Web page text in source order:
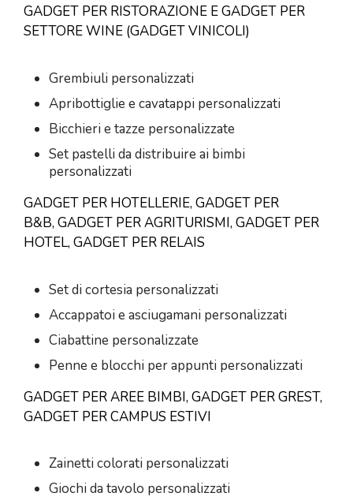
GADGET PER RISTORAZIONE E GADGET PER
SETTORE WINE (GADGET VINICOLI)
Grembiuli personalizzati
Apribottiglie e cavatappi personalizzati
Bicchieri e tazze personalizzate
Set pastelli da distribuire ai bimbi
personalizzati
GADGET PER HOTELLERIE, GADGET PER
B&B, GADGET PER AGRITURISMI, GADGET PER
HOTEL, GADGET PER RELAIS
Set di cortesia personalizzati
Accappatoi e asciugamani personalizzati
Ciabattine personalizzate
Penne e blocchi per appunti personalizzati
GADGET PER AREE BIMBI, GADGET PER GREST,
GADGET PER CAMPUS ESTIVI
Zainetti colorati personalizzati
Giochi da tavolo personalizzati